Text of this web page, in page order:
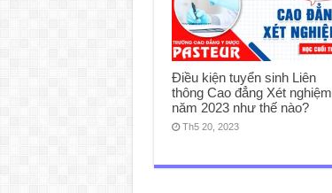
Điều kiện tuyển sinh Liên
thông Cao đẳng Xét nghiệm
năm 2023 như thế nào?
Th5 20, 2023